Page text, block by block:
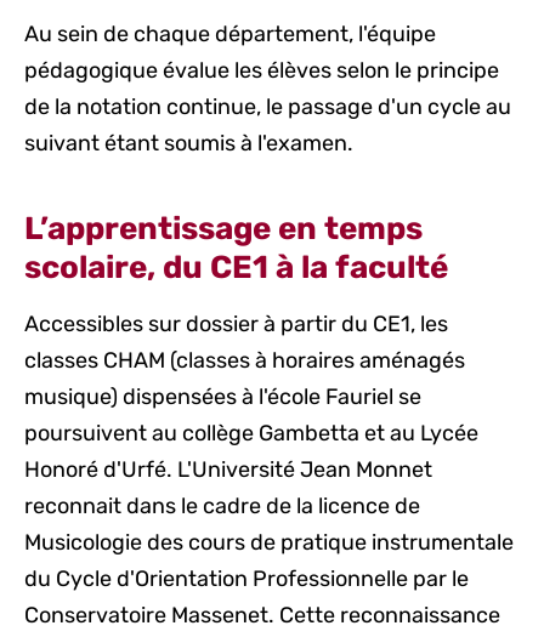
Au sein de chaque département, l'équipe
pédagogique évalue les élèves selon le principe
de la notation continue, le passage d'un cycle au
suivant étant soumis à l'examen.
L’apprentissage en temps
scolaire, du CE1 à la faculté
Accessibles sur dossier à partir du CE1, les
classes CHAM (classes à horaires aménagés
musique) dispensées à l'école Fauriel se
poursuivent au collège Gambetta et au Lycée
Honoré d'Urfé. L'Université Jean Monnet
reconnait dans le cadre de la licence de
Musicologie des cours de pratique instrumentale
du Cycle d'Orientation Professionnelle par le
Conservatoire Massenet. Cette reconnaissance